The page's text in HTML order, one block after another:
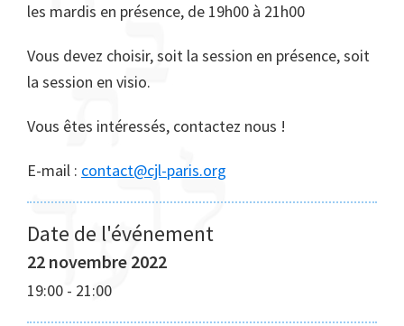
les mardis en présence, de 19h00 à 21h00
Vous devez choisir, soit la session en présence, soit
la session en visio.
Vous êtes intéressés, contactez nous !
E-mail : contact@cjl-paris.org
Date de l'événement
22 novembre 2022
19:00 - 21:00